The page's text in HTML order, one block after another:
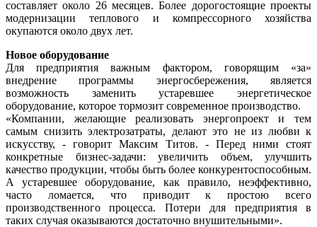
составляет около 26 месяцев. Более дорогостоящие проекты
модернизации теплового и компрессорного хозяйства
окупаются около двух лет.
Новое оборудование
Для предприятия важным фактором, говорящим «за»
внедрение программы энергосбережения, является
возможность заменить устаревшее энергетическое
оборудование, которое тормозит современное производство.
«Компании, желающие реализовать энергопроект и тем
самым снизить электрозатраты, делают это не из любви к
искусству, - говорит Максим Титов. - Перед ними стоят
конкретные бизнес-задачи: увеличить объем, улучшить
качество продукции, чтобы быть более конкурентоспособным.
А устаревшее оборудование, как правило, неэффективно,
часто ломается, что приводит к простою всего
производственного процесса. Потери для предприятия в
таких случая оказываются достаточно внушительными».